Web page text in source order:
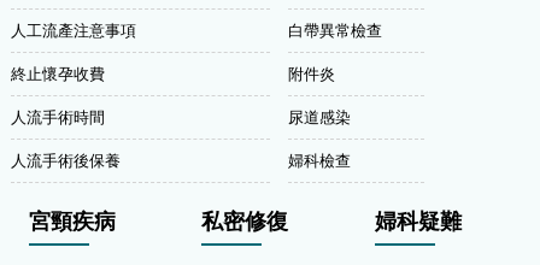
人工流產注意事項
終止懷孕收費
人流手術時間
人流手術後保養
白帶異常檢查
附件炎
尿道感染
婦科檢查
宮頸疾病 私密修復 婦科疑難